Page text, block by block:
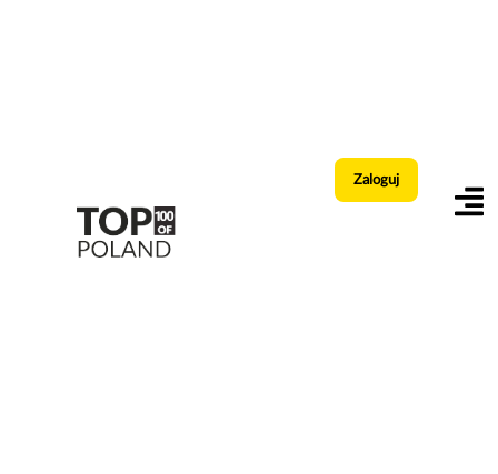
Zaloguj